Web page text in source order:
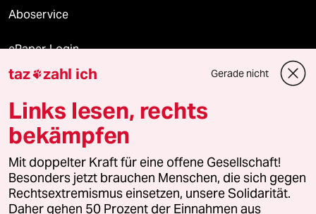
Aboservice
ePaper Login
Downloads für Abonnierende
© 2026 taz Verlags und Vertriebs GmbH
Alle Rechte vorbehalten. Bei rechtlichen Fragen oder für Genehmigungen
wenden Sie sich bitte an
lizenzen@taz.de
taz zahl ich Gerade nicht
Links lesen, rechts
bekämpfen
Mit doppelter Kraft für eine offene Gesellschaft!
Besonders jetzt brauchen Menschen, die sich gegen
Rechtsextremismus einsetzen, unsere Solidarität.
Daher gehen 50 Prozent der Einnahmen aus